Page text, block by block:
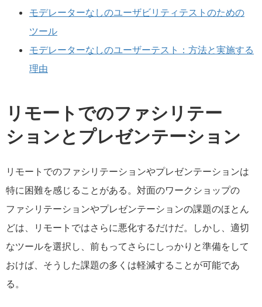
モデレーターなしのユーザビリティテストのための
ツール
モデレーターなしのユーザーテスト：方法と実施する
理由
リモートでのファシリテー
ションとプレゼンテーション
リモートでのファシリテーションやプレゼンテーションは
特に困難を感じることがある。対面のワークショップの
ファシリテーションやプレゼンテーションの課題のほとん
どは、リモートではさらに悪化するだけだ。しかし、適切
なツールを選択し、前もってさらにしっかりと準備をして
おけば、そうした課題の多くは軽減することが可能であ
る。